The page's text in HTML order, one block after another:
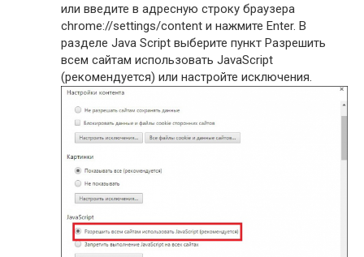
или введите в адресную строку браузера
chrome://settings/content и нажмите Enter. В
разделе Java Script выберите пункт Разрешить
всем сайтам использовать JavaScript
(рекомендуется) или настройте исключения.